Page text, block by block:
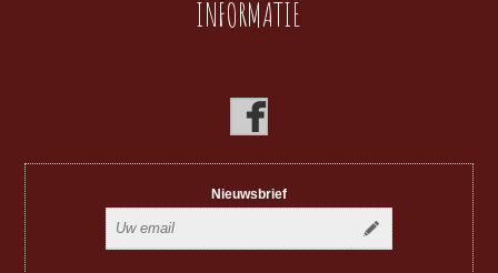
INFORMATIE
Nieuwsbrief